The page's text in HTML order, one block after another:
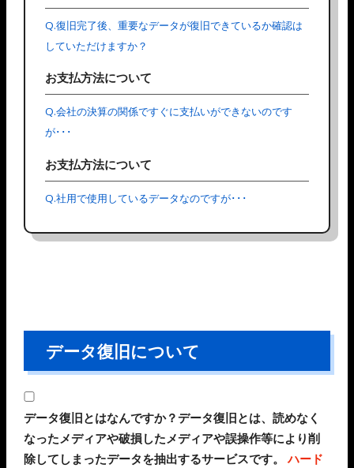
Q.復旧完了後、重要なデータが復旧できているか確認は
していただけますか？
お支払方法について
Q.会社の決算の関係ですぐに支払いができないのです
が･･･
お支払方法について
Q.社用で使用しているデータなのですが･･･
データ復旧について
データ復旧とはなんですか？データ復旧とは、読めなく
なったメディアや破損したメディアや誤操作等により削
除してしまったデータを抽出するサービスです。ハード